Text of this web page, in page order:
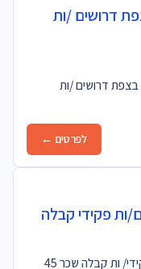
דרושים /ות
בצפת דרושים /ות
לפרטים ←
ות פקידי קבלה
לרשת מלונות ישרוטל בתל אביב דרושים פקידי/ ות קבלה שכר 45